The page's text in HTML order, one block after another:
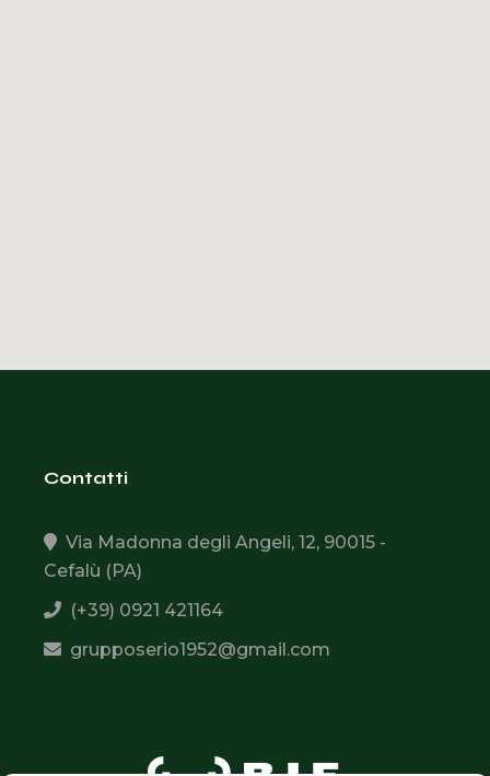
Contatti
Via Madonna degli Angeli, 12, 90015 -
Cefalù (PA)
(+39) 0921 421164
grupposerio1952@gmail.com